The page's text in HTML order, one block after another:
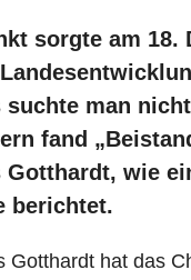
sorgte am 18.
man
fand
wie
berichtet.
Gotthardt hat das